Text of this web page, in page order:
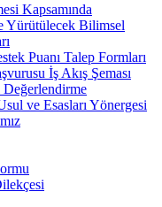
Kapsamında
Yürütülecek Bilimsel
Puanı Talep Formları
İş Akış Şeması
Değerlendirme
ve Esasları Yönergesi